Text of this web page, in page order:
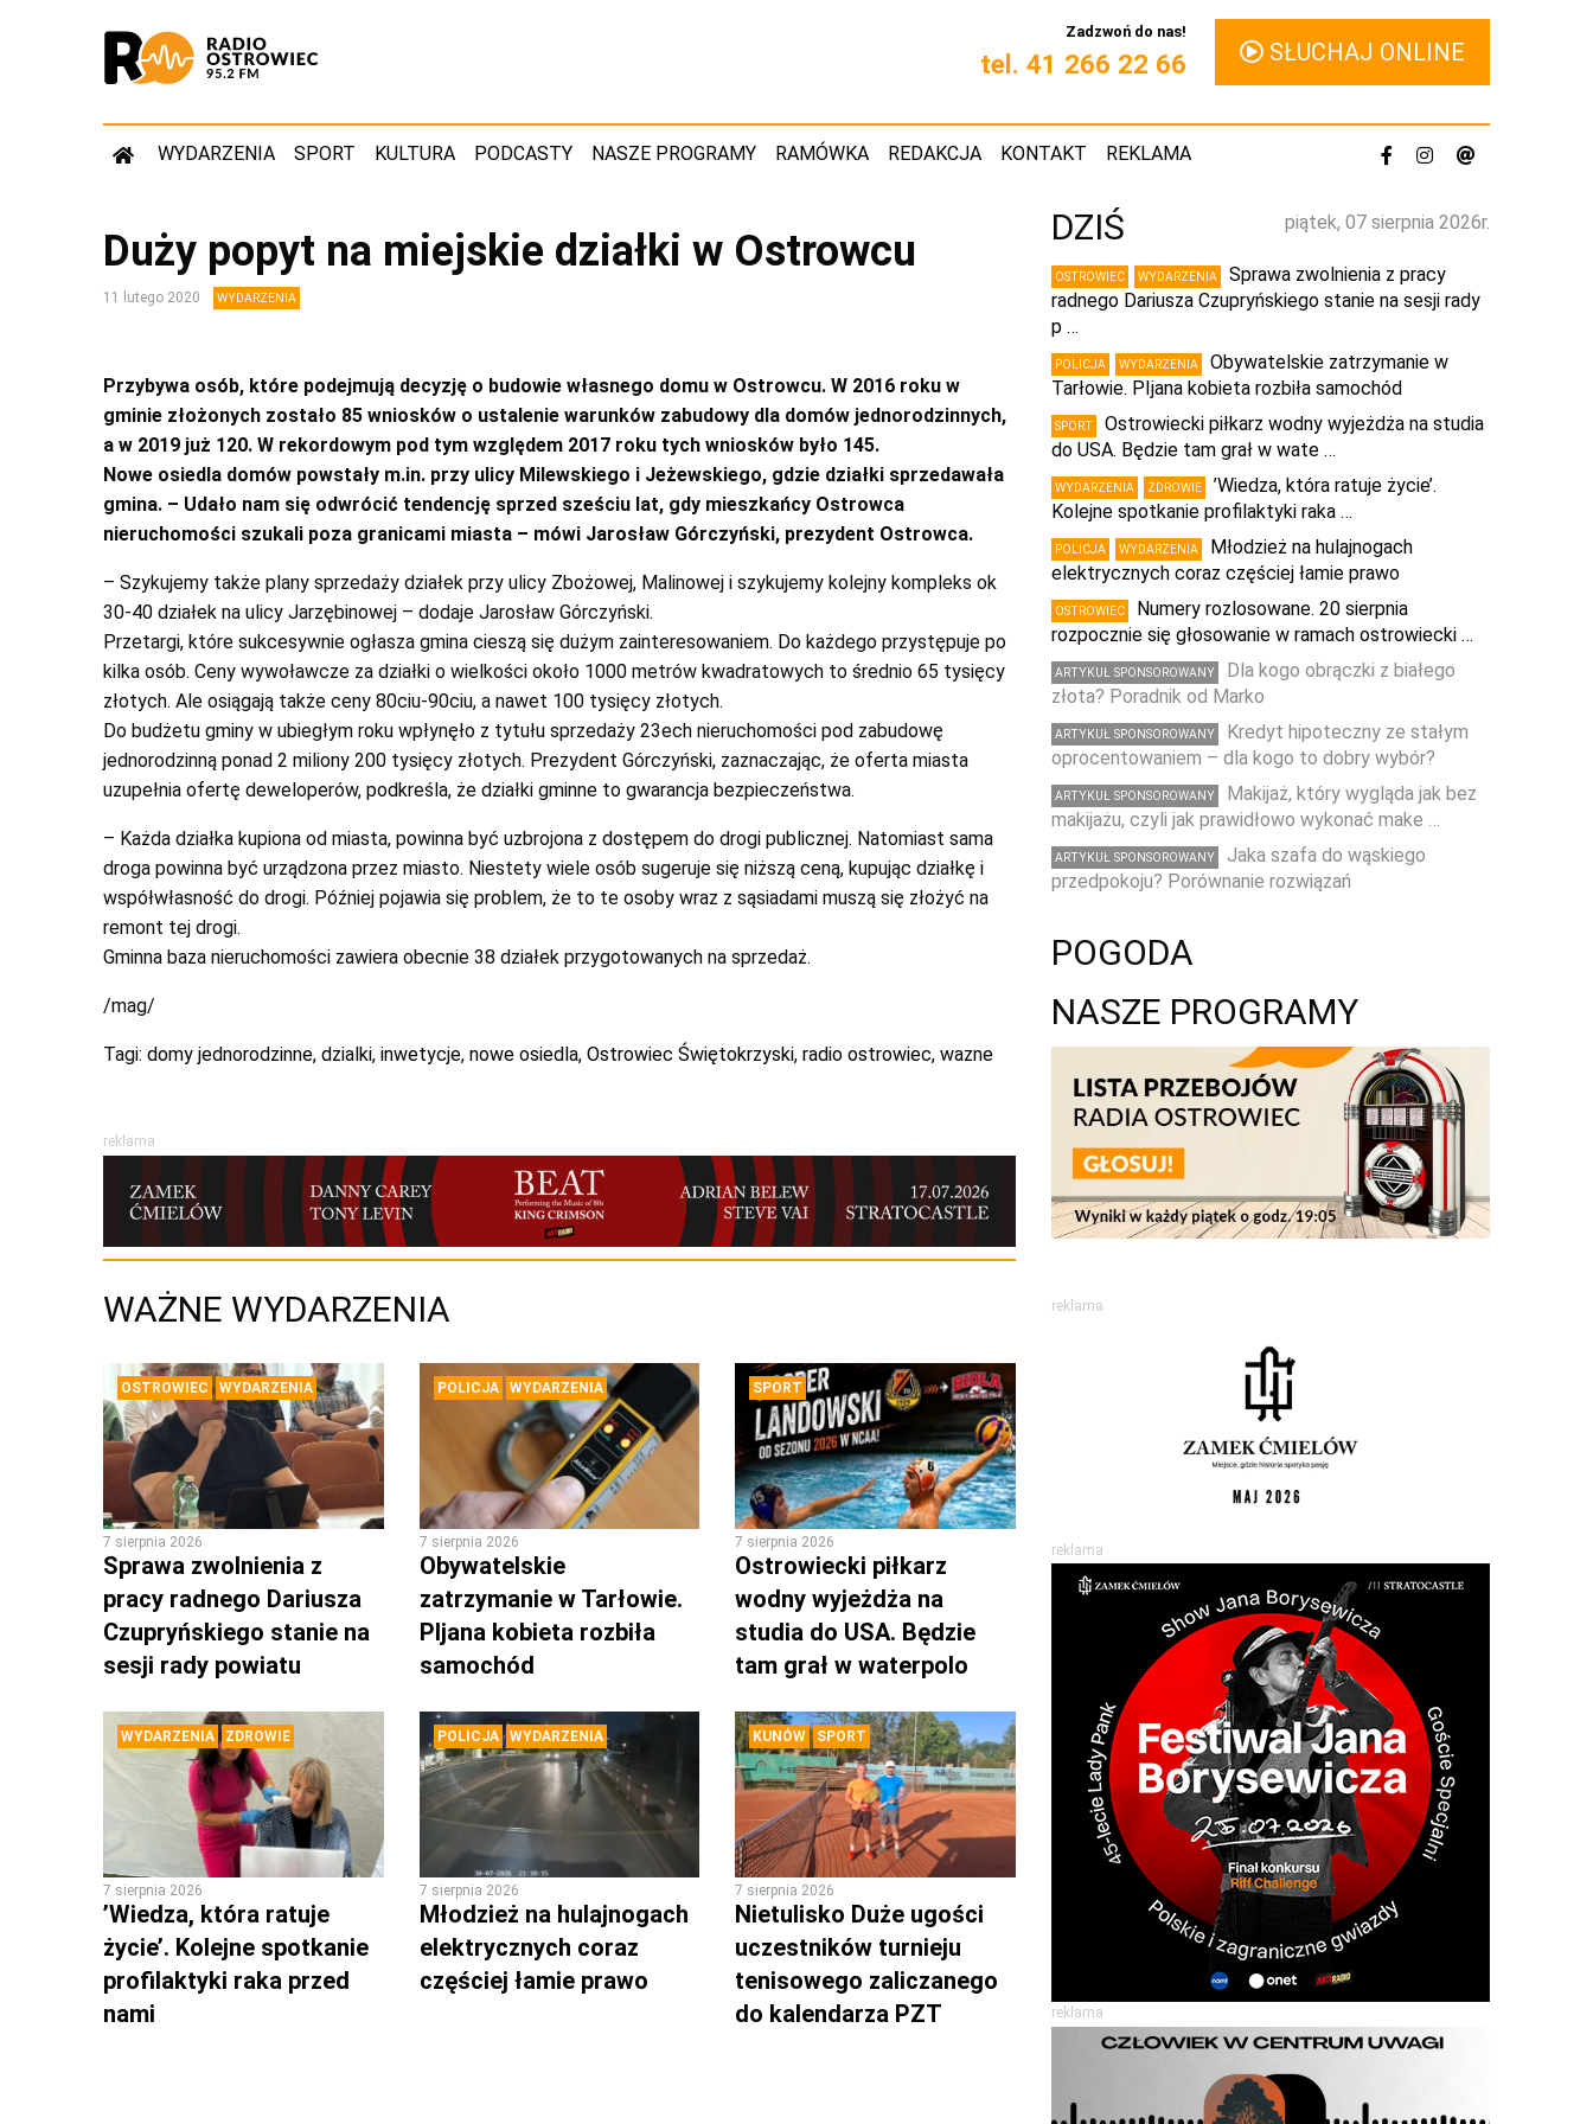
Zadzwoń do nas!
tel. 41 266 22 66 SŁUCHAJ ONLINE
WYDARZENIA SPORT KULTURA PODCASTY NASZE PROGRAMY RAMÓWKA REDAKCJA KONTAKT REKLAMA
Duży popyt na miejskie działki w Ostrowcu
11 lutego 2020 WYDARZENIA
Przybywa osób, które podejmują decyzję o budowie własnego domu w Ostrowcu. W 2016 roku w
gminie złożonych zostało 85 wniosków o ustalenie warunków zabudowy dla domów jednorodzinnych,
a w 2019 już 120. W rekordowym pod tym względem 2017 roku tych wniosków było 145.
Nowe osiedla domów powstały m.in. przy ulicy Milewskiego i Jeżewskiego, gdzie działki sprzedawała
gmina. – Udało nam się odwrócić tendencję sprzed sześciu lat, gdy mieszkańcy Ostrowca
nieruchomości szukali poza granicami miasta – mówi Jarosław Górczyński, prezydent Ostrowca.
– Szykujemy także plany sprzedaży działek przy ulicy Zbożowej, Malinowej i szykujemy kolejny kompleks ok
30-40 działek na ulicy Jarzębinowej – dodaje Jarosław Górczyński.
Przetargi, które sukcesywnie ogłasza gmina cieszą się dużym zainteresowaniem. Do każdego przystępuje po
kilka osób. Ceny wywoławcze za działki o wielkości około 1000 metrów kwadratowych to średnio 65 tysięcy
złotych. Ale osiągają także ceny 80ciu-90ciu, a nawet 100 tysięcy złotych.
Do budżetu gminy w ubiegłym roku wpłynęło z tytułu sprzedaży 23ech nieruchomości pod zabudowę
jednorodzinną ponad 2 miliony 200 tysięcy złotych. Prezydent Górczyński, zaznaczając, że oferta miasta
uzupełnia ofertę deweloperów, podkreśla, że działki gminne to gwarancja bezpieczeństwa.
– Każda działka kupiona od miasta, powinna być uzbrojona z dostępem do drogi publicznej. Natomiast sama
droga powinna być urządzona przez miasto. Niestety wiele osób sugeruje się niższą ceną, kupując działkę i
współwłasność do drogi. Później pojawia się problem, że to te osoby wraz z sąsiadami muszą się złożyć na
remont tej drogi.
Gminna baza nieruchomości zawiera obecnie 38 działek przygotowanych na sprzedaż.
/mag/
Tagi: domy jednorodzinne, dzialki, inwetycje, nowe osiedla, Ostrowiec Świętokrzyski, radio ostrowiec, wazne
reklama
WAŻNE WYDARZENIA
OSTROWIEC WYDARZENIA
7 sierpnia 2026
Sprawa zwolnienia z
pracy radnego Dariusza
Czupryńskiego stanie na
sesji rady powiatu
POLICJA WYDARZENIA
7 sierpnia 2026
Obywatelskie
zatrzymanie w Tarłowie.
PIjana kobieta rozbiła
samochód
SPORT
7 sierpnia 2026
Ostrowiecki piłkarz
wodny wyjeżdża na
studia do USA. Będzie
tam grał w waterpolo
WYDARZENIA ZDROWIE
7 sierpnia 2026
’Wiedza, która ratuje
życie’. Kolejne spotkanie
profilaktyki raka przed
nami
POLICJA WYDARZENIA
7 sierpnia 2026
Młodzież na hulajnogach
elektrycznych coraz
częściej łamie prawo
KUNÓW SPORT
7 sierpnia 2026
Nietulisko Duże ugości
uczestników turnieju
tenisowego zaliczanego
do kalendarza PZT
piątek, 07 sierpnia 2026r.
DZIŚ
OSTROWIEC WYDARZENIA
Sprawa zwolnienia z pracy
radnego Dariusza Czupryńskiego stanie na sesji rady
p …
POLICJA WYDARZENIA
Obywatelskie zatrzymanie w
Tarłowie. PIjana kobieta rozbiła samochód
SPORT
Ostrowiecki piłkarz wodny wyjeżdża na studia
do USA. Będzie tam grał w wate …
WYDARZENIA ZDROWIE
’Wiedza, która ratuje życie’.
Kolejne spotkanie profilaktyki raka …
POLICJA WYDARZENIA
Młodzież na hulajnogach
elektrycznych coraz częściej łamie prawo
OSTROWIEC
Numery rozlosowane. 20 sierpnia
rozpocznie się głosowanie w ramach ostrowiecki …
ARTYKUŁ SPONSOROWANY
Dla kogo obrączki z białego
złota? Poradnik od Marko
ARTYKUŁ SPONSOROWANY
Kredyt hipoteczny ze stałym
oprocentowaniem – dla kogo to dobry wybór?
ARTYKUŁ SPONSOROWANY
Makijaż, który wygląda jak bez
makijażu, czyli jak prawidłowo wykonać make …
ARTYKUŁ SPONSOROWANY
Jaka szafa do wąskiego
przedpokoju? Porównanie rozwiązań
POGODA
NASZE PROGRAMY
reklama
reklama
reklama